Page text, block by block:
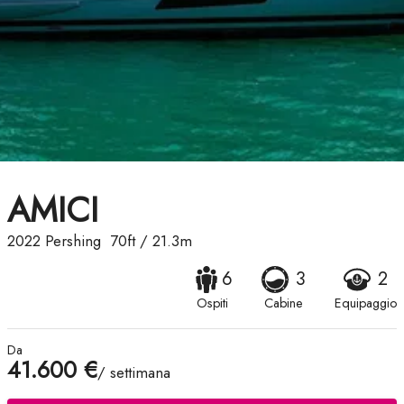
AMICI
2022 Pershing 70ft/ 21.3m
6
Ospiti
3
Cabine
2
Equipaggio
Da
41.600 €/ settimana